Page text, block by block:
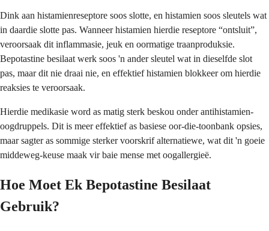
Dink aan histamienreseptore soos slotte, en histamien soos sleutels wat
in daardie slotte pas. Wanneer histamien hierdie reseptore “ontsluit”,
veroorsaak dit inflammasie, jeuk en oormatige traanproduksie.
Bepotastine besilaat werk soos 'n ander sleutel wat in dieselfde slot
pas, maar dit nie draai nie, en effektief histamien blokkeer om hierdie
reaksies te veroorsaak.
Hierdie medikasie word as matig sterk beskou onder antihistamien-
oogdruppels. Dit is meer effektief as basiese oor-die-toonbank opsies,
maar sagter as sommige sterker voorskrif alternatiewe, wat dit 'n goeie
middeweg-keuse maak vir baie mense met oogallergieë.
Hoe Moet Ek Bepotastine Besilaat
Gebruik?